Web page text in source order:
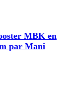
MBK en
par Mani